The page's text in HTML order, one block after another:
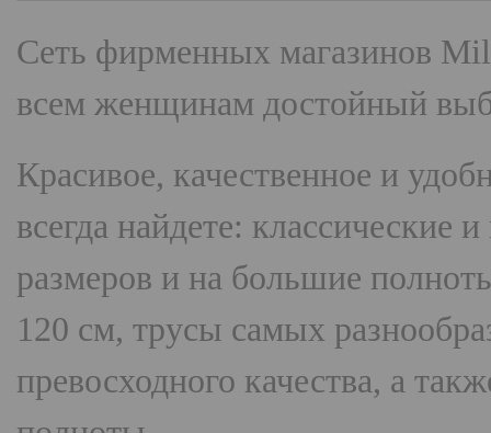
Сеть фирменных магазинов
всем женщинам достойный
Красивое, качественное и
всегда найдете:
размеров и на большие
120 см, трусы самых
превосходного качества, а